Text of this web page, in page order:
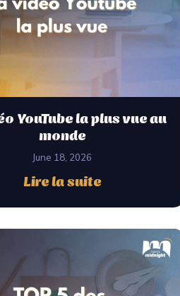
YouTube la plus vue au
monde
June 18, 2026
Lire la suite